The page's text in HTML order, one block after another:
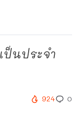
ป็นประจำ
924 0